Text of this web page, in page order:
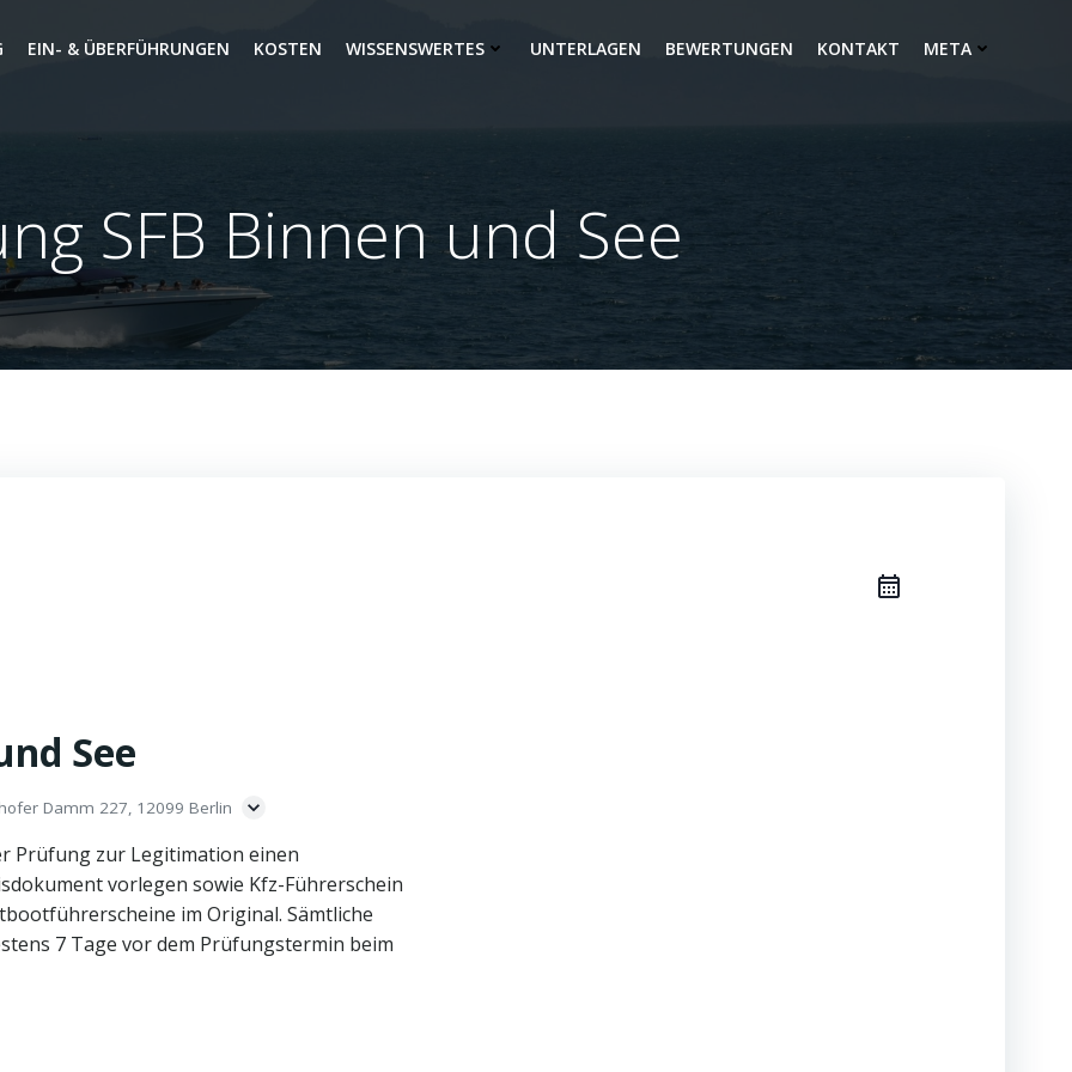
EIN- & ÜBERFÜHRUNGEN KOSTEN WISSENSWERTES UNTERLAGEN BEWERTUNGEN KONTAKT META
SFB Binnen und See
See
Damm 227, 12099 Berlin
Prüfung zur Legitimation einen
vorlegen sowie Kfz-Führerschein
im Original. Sämtliche
7 Tage vor dem Prüfungstermin beim